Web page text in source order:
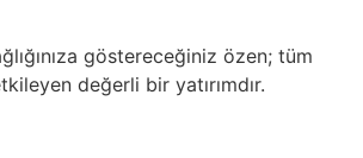
göstereceğiniz özen; tüm
değerli bir yatırımdır.